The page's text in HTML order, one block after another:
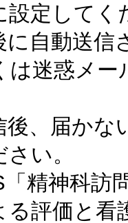
設定してく
自動送信
は迷惑メ
、届かな
い。
「精神科
る評価と看